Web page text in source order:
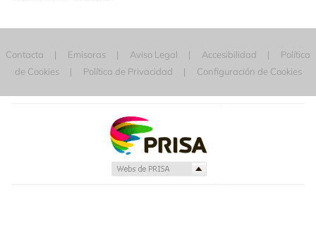
Contacta Emisoras Aviso Legal Accesibilidad
Política
de Cookies
Política de Privacidad Configuración de Cookies